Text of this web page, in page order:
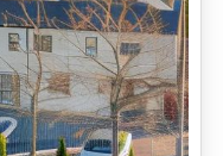
、こちらをクリックして！
👍 いいね！